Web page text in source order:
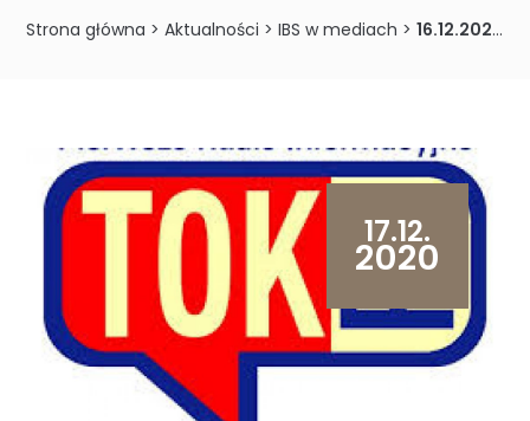
Strona główna >Aktualności >IBS w mediach >16.12.2020 – Wywiad z dr. hab. Rafałem Kowalczykiem o żubrze i gatunkach ginących
17.12.
2020